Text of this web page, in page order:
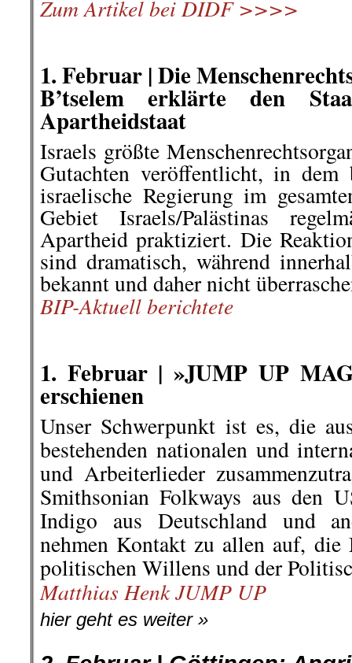
Zum Artikel bei DIDF >>>>
1. Februar | Die
B’tselem erklärte den
Apartheidstaat
Israels größte
Gutachten veröffentlicht, in
israelische Regierung im
Gebiet Israels/Palästinas
Apartheid praktiziert. Die
sind dramatisch, während
bekannt und daher nicht
BIP-Aktuell berichtete
1. Februar | »JUMP UP
erschienen
Unser Schwerpunkt ist es, die
bestehenden nationalen und
und Arbeiterlieder
Smithsonian Folkways aus den
Indigo aus Deutschland und
nehmen Kontakt zu allen auf,
politischen Willens und der
Matthias Henk JUMP UP
hier geht es weiter »